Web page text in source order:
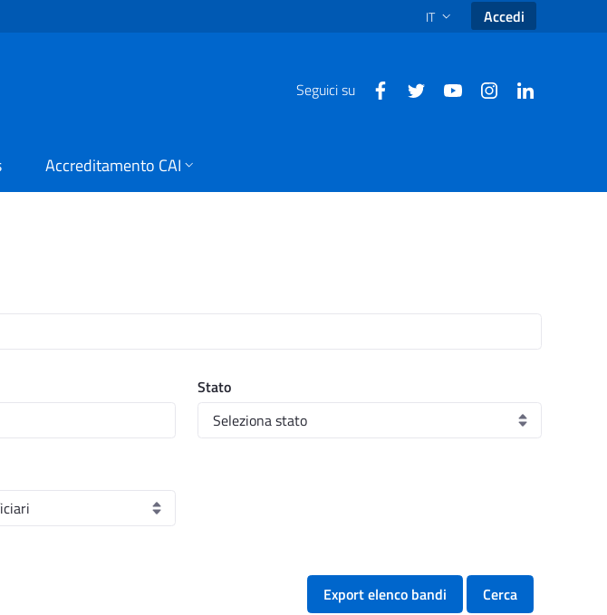
SELEZIONE LINGUA: LINGUA
IT Accedi
Seguici su
Accreditamento CAI
Puglia
Stato
Export elenco bandi Cerca